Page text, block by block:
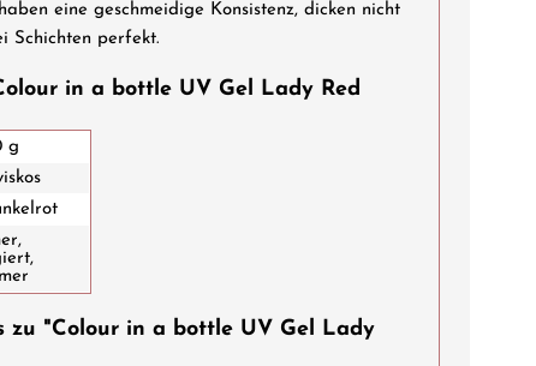
eine geschmeidige Konsistenz, dicken nicht
Schichten perfekt.
in a bottle UV Gel Lady Red
g
zu "Colour in a bottle UV Gel Lady